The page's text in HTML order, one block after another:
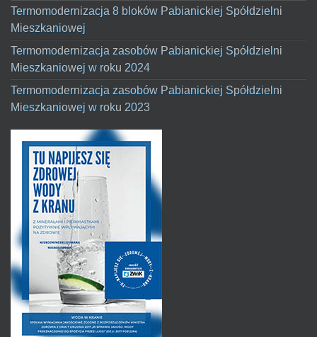
Termomodernizacja 8 bloków Pabianickiej Spółdzielni
Mieszkaniowej
Termomodernizacja zasobów Pabianickiej Spółdzielni
Mieszkaniowej w roku 2024
Termomodernizacja zasobów Pabianickiej Spółdzielni
Mieszkaniowej w roku 2023